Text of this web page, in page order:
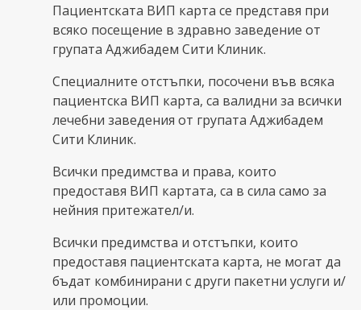
Пациентската ВИП карта се представя при
всяко посещение в здравно заведение от
групата Аджибадем Сити Клиник.
Специалните отстъпки, посочени във всяка
пациентска ВИП карта, са валидни за всички
лечебни заведения от групата Аджибадем
Сити Клиник.
Всички предимства и права, които
предоставя ВИП картата, са в сила само за
нейния притежател/и.
Всички предимства и отстъпки, които
предоставя пациентската карта, не могат да
бъдат комбинирани с други пакетни услуги и/
или промоции.